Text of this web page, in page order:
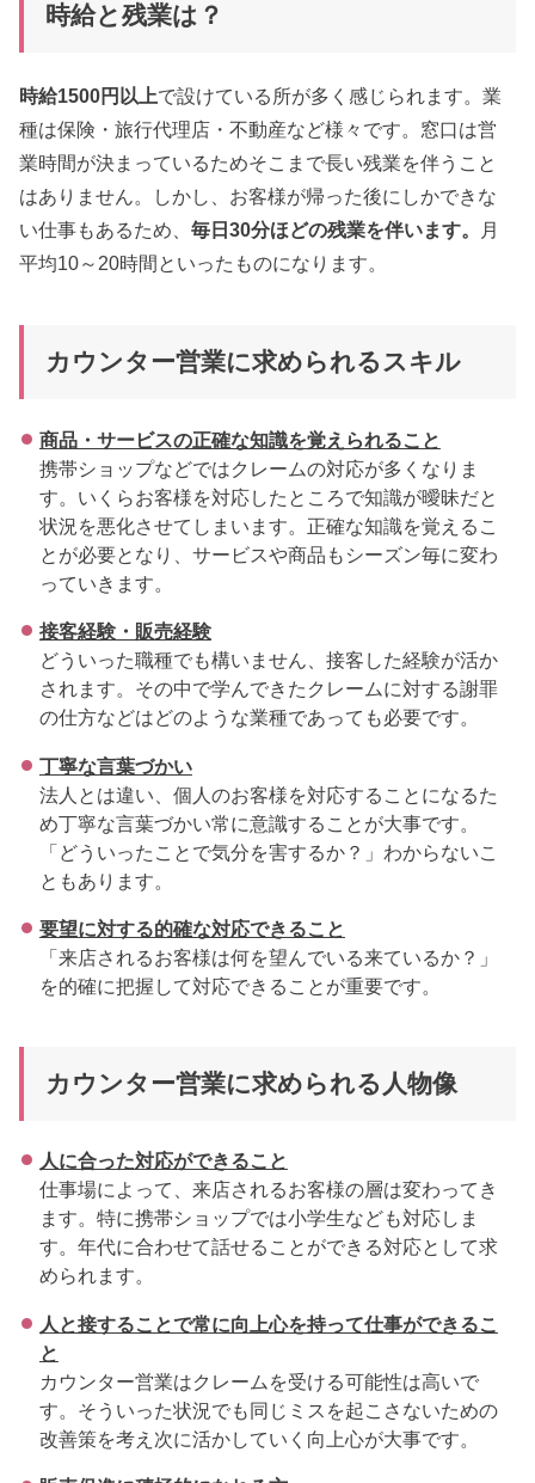
時給と残業は？
時給1500円以上で設けている所が多く感じられます。業
種は保険・旅行代理店・不動産など様々です。窓口は営
業時間が決まっているためそこまで長い残業を伴うこと
はありません。しかし、お客様が帰った後にしかできな
い仕事もあるため、毎日30分ほどの残業を伴います。
月
平均10～20時間といったものになります。
カウンター営業に求められるスキル
商品・サービスの正確な知識を覚えられること
携帯ショップなどではクレームの対応が多くなりま
す。いくらお客様を対応したところで知識が曖昧だと
状況を悪化させてしまいます。正確な知識を覚えるこ
とが必要となり、サービスや商品もシーズン毎に変わ
っていきます。
接客経験・販売経験
どういった職種でも構いません、接客した経験が活か
されます。その中で学んできたクレームに対する謝罪
の仕方などはどのような業種であっても必要です。
丁寧な言葉づかい
法人とは違い、個人のお客様を対応することになるた
め丁寧な言葉づかい常に意識することが大事です。
「どういったことで気分を害するか？」わからないこ
ともあります。
要望に対する的確な対応できること
「来店されるお客様は何を望んでいる来ているか？」
を的確に把握して対応できることが重要です。
カウンター営業に求められる人物像
人に合った対応ができること
仕事場によって、来店されるお客様の層は変わってき
ます。特に携帯ショップでは小学生なども対応しま
す。年代に合わせて話せることができる対応として求
められます。
人と接することで常に向上心を持って仕事ができるこ
と
カウンター営業はクレームを受ける可能性は高いで
す。そういった状況でも同じミスを起こさないための
改善策を考え次に活かしていく向上心が大事です。